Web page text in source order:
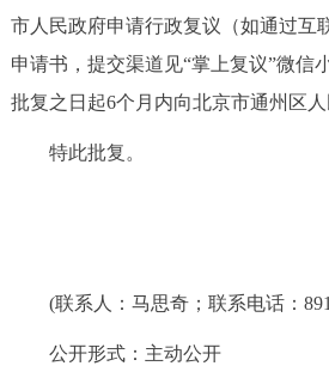
市人民政府申请行政复议（如通过互
申请书，提交渠道见“掌上复议”微信
批复之日起6个月内向北京市通州区人
特此批复。
(联系人：马思奇；联系电话：
公开形式：主动公开